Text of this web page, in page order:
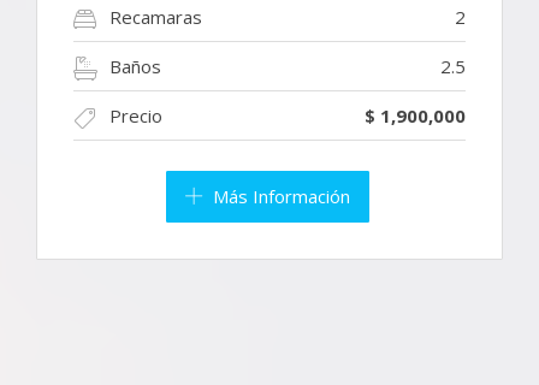
Recamaras 2
Baños 2.5
Precio $ 1,900,000
Más Información